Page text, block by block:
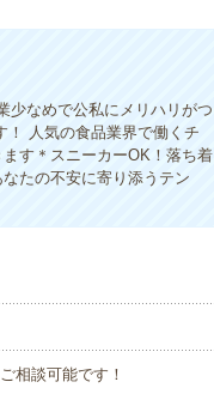
少なめで公私にメリハリがつ
！ 人気の食品業界で働くチ
す＊スニーカーOK！落ち着
たの不安に寄り添うテン
相談可能です！